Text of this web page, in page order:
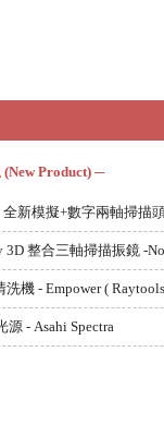
Product)─
全新模擬+數字兩軸掃描
3D 整合三軸掃描振鏡 -
洗機 - Empower (
源 - Asahi Spectra